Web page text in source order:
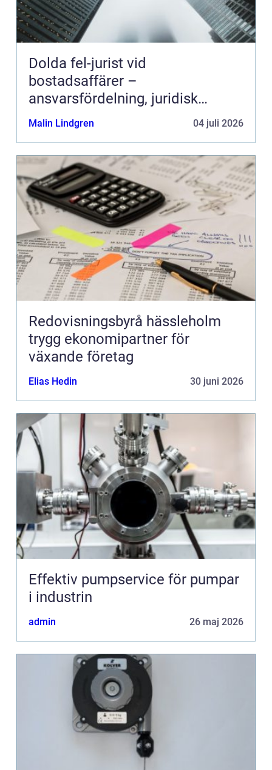
Dolda fel-jurist vid
bostadsaffärer –
ansvarsfördelning, juridisk
prövning och hantering av
fastighetstvister
Malin Lindgren 04 juli 2026
Redovisningsbyrå hässleholm
trygg ekonomipartner för
växande företag
Elias Hedin 30 juni 2026
Effektiv pumpservice för pumpar
i industrin
admin 26 maj 2026